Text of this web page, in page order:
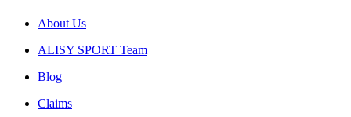
About Us
ALISY SPORT Team
Blog
Claims